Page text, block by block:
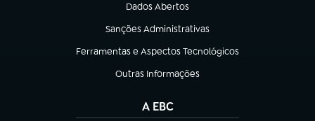
Dados Abertos
(abre em nova aba)
Sanções Administrativas
(abre em nova aba)
Ferramentas e Aspectos Tecnológicos
(abre em nova aba)
Outras Informações
(abre em nova aba)
A EBC